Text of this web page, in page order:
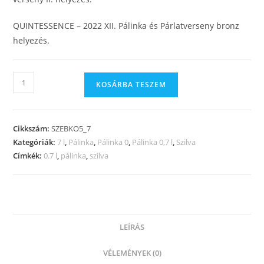
QUINTESSENCE – 2022 XII. Pálinka és Párlatverseny bronz
helyezés.
KOSÁRBA TESZEM
Cikkszám:SZEBKO5_7
Kategóriák:7 l, Pálinka, Pálinka 0, Pálinka 0,7 l, Szilva
Címkék:0.7 l, pálinka, szilva
LEÍRÁS
VÉLEMÉNYEK (0)